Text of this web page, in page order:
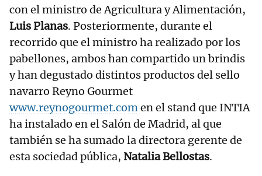
con el ministro de Agricultura y Alimentación,
Luis Planas. Posteriormente, durante el
recorrido que el ministro ha realizado por los
pabellones, ambos han compartido un brindis
y han degustado distintos productos del sello
navarro Reyno Gourmet
www.reynogourmet.comen el stand que INTIA
ha instalado en el Salón de Madrid, al que
también se ha sumado la directora gerente de
esta sociedad pública, Natalia Bellostas.